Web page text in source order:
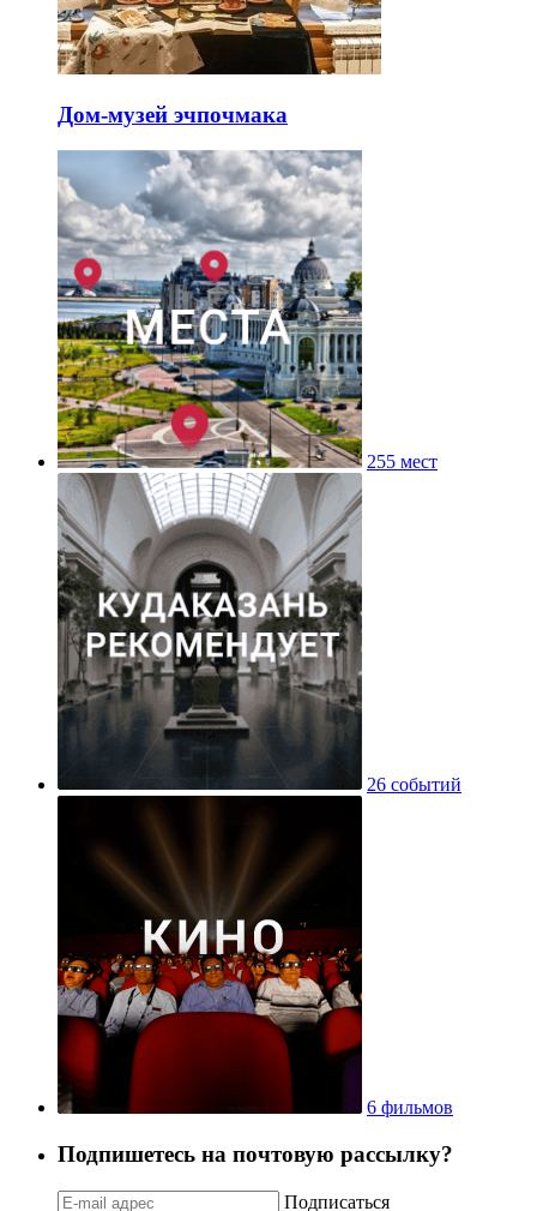
Дом-музей эчпочмака
255 мест
26 событий
6 фильмов
Подпишетесь на почтовую рассылку?
Подписаться